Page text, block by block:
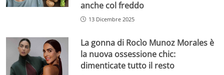
anche col freddo
13 Dicembre 2025
La gonna di Rocìo Munoz Morales è
la nuova ossessione chic:
dimenticate tutto il resto